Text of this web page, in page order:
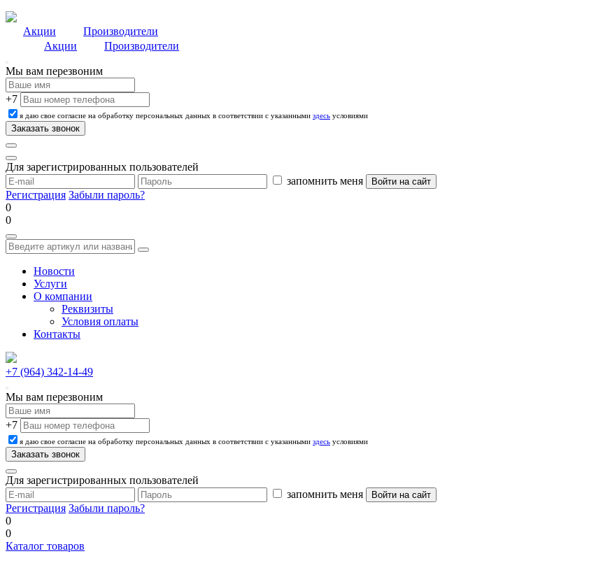
Акции
Производители
Акции
Производители
Мы вам перезвоним
+7
я даю свое согласие на обработку персональных данных в соответствии с указанными здесь условиями
Для зарегистрированных пользователей
запомнить меня
Регистрация Забыли пароль?
0
0
Новости
Услуги
О компании
Реквизиты
Условия оплаты
Контакты
+7 (964) 342-14-49
Мы вам перезвоним
+7
я даю свое согласие на обработку персональных данных в соответствии с указанными здесь условиями
Для зарегистрированных пользователей
запомнить меня
Регистрация Забыли пароль?
0
0
Каталог товаров